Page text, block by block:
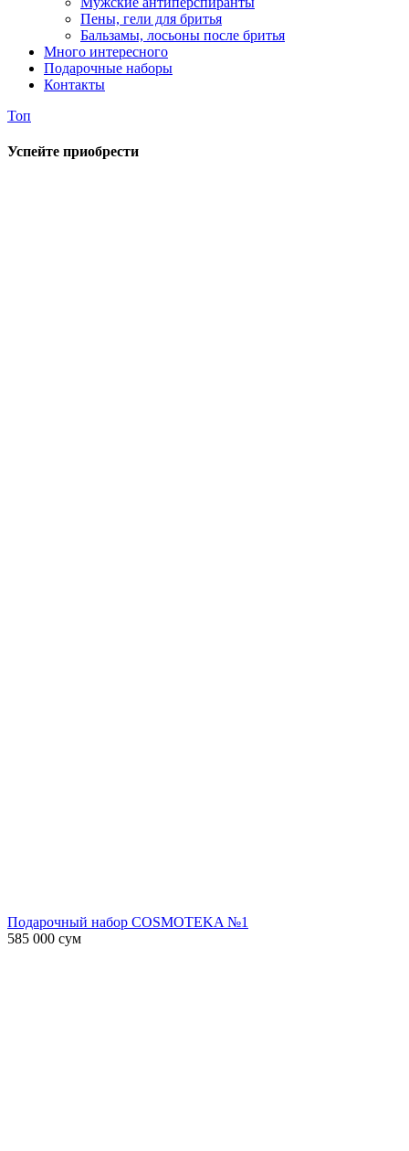
Пены, гели для бритья
Бальзамы, лосьоны после бритья
Много интересного
Подарочные наборы
Контакты
Топ
Успейте приобрести
Подарочный набор COSMOTEKA №1
585 000 сум